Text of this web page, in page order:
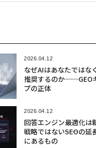
2026.04.12
なぜAIはあなたではな
推奨するのか──GEO
プの正体
2026.04.12
回答エンジン最適化は
戦略ではない――SEOの延
にあるもの